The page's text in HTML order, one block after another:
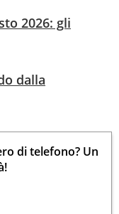
2026: gli
dalla
di telefono? Un